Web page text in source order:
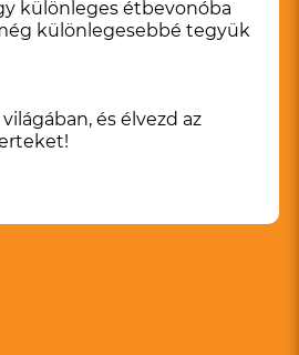
különleges étbevonóba
különlegesebbé tegyük
és élvezd az